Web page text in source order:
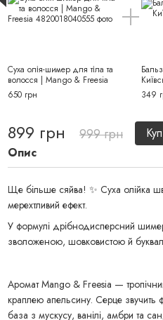
Суха олія-шимер для тіла та
волосся | Mango & Freesia
650 грн
349
899 грн 999 грн
Опис
Ще більше сяйва! ✨ Суха олійка
мерехтливий ефект.
У формулі дрібнодисперсний
зволоженою, шовковистою й
Аромат Mango & Freesia —
краплею апельсину. Серце звучить
база з мускусу, ванілі, амбри та